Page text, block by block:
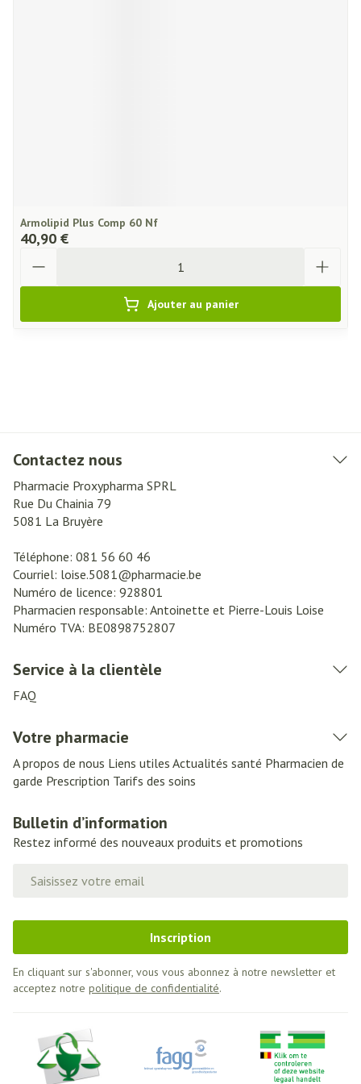
Armolipid Plus Comp 60 Nf
40,90 €
Ajouter au panier
Contactez nous
Pharmacie Proxypharma SPRL
Rue Du Chainia 79
5081 La Bruyère
Téléphone: 081 56 60 46
Courriel: loise.5081@pharmacie.be
Numéro de licence: 928801
Pharmacien responsable: Antoinette et Pierre-Louis Loise
Numéro TVA: BE0898752807
Service à la clientèle
FAQ
Votre pharmacie
A propos de nous Liens utiles Actualités santé Pharmacien de
garde Prescription Tarifs des soins
Bulletin d’information
Restez informé des nouveaux produits et promotions
Inscription
En cliquant sur s'abonner, vous vous abonnez à notre newsletter et
acceptez notre politique de confidentialité.